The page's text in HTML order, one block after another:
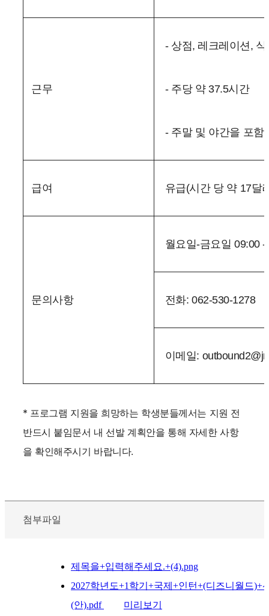
근무
- 상점, 레크레이션,
- 주당 약 37.5시간
- 주말 및 야간을 포함
급여 유급(시간 당 약 17달
문의사항
월요일-금요일 09:00
전화: 062-530-1278
이메일:
* 프로그램 지원을 희망하는 학생분들께서는 지원 전
반드시 붙임문서 내 선발 계획안을 통해 자세한 사항
을 확인해주시기 바랍니다.
첨부파일
제목을+입력해주세요.+(4).png
2027학년도+1학기+국제+인턴+(디즈니월드)+
(안).pdf
미리보기